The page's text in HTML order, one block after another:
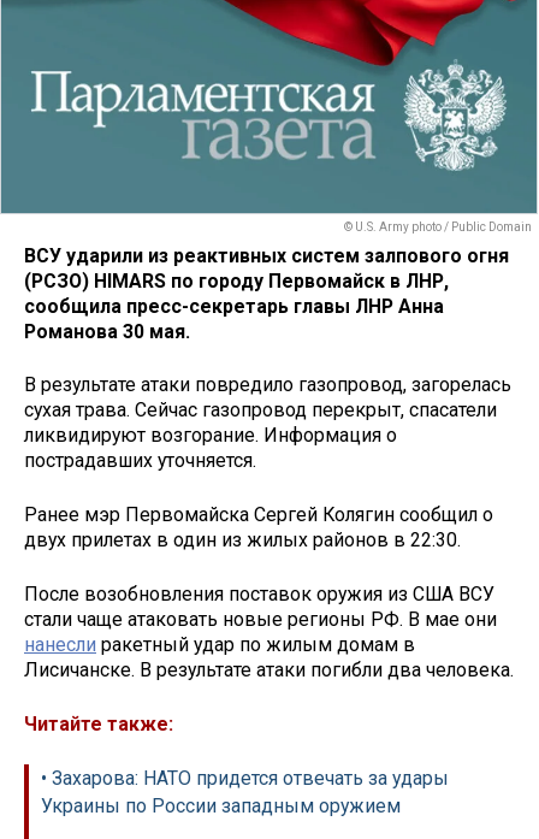
© U.S. Army photo / Public Domain
ВСУ ударили из реактивных систем залпового огня
(РСЗО) HIMARS по городу Первомайск в ЛНР,
сообщила пресс-секретарь главы ЛНР Анна
Романова 30 мая.
В результате атаки повредило газопровод, загорелась
сухая трава. Сейчас газопровод перекрыт, спасатели
ликвидируют возгорание. Информация о
пострадавших уточняется.
Ранее мэр Первомайска Сергей Колягин сообщил о
двух прилетах в один из жилых районов в 22:30.
После возобновления поставок оружия из США ВСУ
стали чаще атаковать новые регионы РФ. В мае они
нанесли ракетный удар по жилым домам в
Лисичанске. В результате атаки погибли два человека.
Читайте также:
• Захарова: НАТО придется отвечать за удары
Украины по России западным оружием